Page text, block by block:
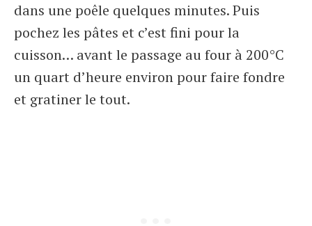
dans une poêle quelques minutes. Puis
pochez les pâtes et c’est fini pour la
cuisson… avant le passage au four à 200°C
un quart d’heure environ pour faire fondre
et gratiner le tout.